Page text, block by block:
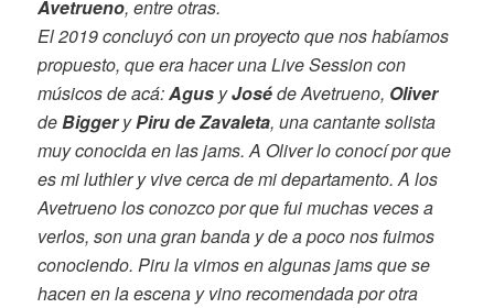
Avetrueno, entre otras.
El 2019 concluyó con un proyecto que nos habíamos
propuesto, que era hacer una Live Session con
músicos de acá:AgusyJoséde Avetrueno, Oliver
deBiggeryPiru de Zavaleta, una cantante solista
muy conocida en las jams. A Oliver lo conocí por que
es mi luthier y vive cerca de mi departamento. A los
Avetrueno los conozco por que fui muchas veces a
verlos, son una gran banda y de a poco nos fuimos
conociendo. Piru la vimos en algunas jams que se
hacen en la escena y vino recomendada por otra